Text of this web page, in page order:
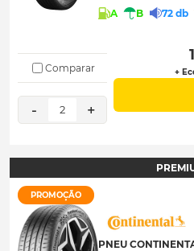
A B 72 db
Comparar
- 2 +
+
PROMOÇÃO
PNEU